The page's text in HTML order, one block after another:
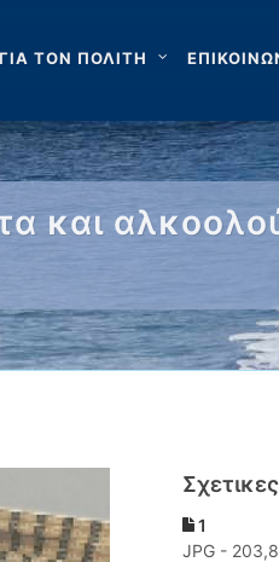
ΓΙΑ ΤΟΝ ΠΟΛΙΤΗ
και
1
JPG -